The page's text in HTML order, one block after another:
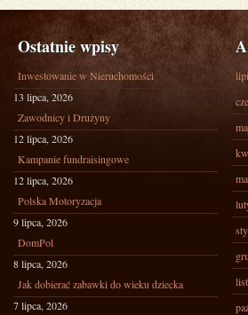
Ostatnie wpisy
Inwestowanie w Nieruchomości
13 lipca, 2026
Zawodnicy i Drużyny
12 lipca, 2026
Kampanie fundraisingowe
12 lipca, 2026
Polska Motoryzacja
9 lipca, 2026
DomPol
8 lipca, 2026
Jak dobierać zabawki do wieku dziecka
7 lipca, 2026